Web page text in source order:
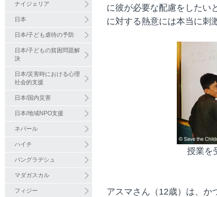
ナイジェリア
日本
日本/子ども虐待の予防
日本/子どもの貧困問題解
決
日本/災害時における心理
社会的支援
日本/国内災害
日本/地域NPO支援
ネパール
ハイチ
バングラデシュ
マダガスカル
フィジー
に彼が必要な配慮をしたい
に対する熱意には本当に刺
授業を
アスマさん（12歳）は、か